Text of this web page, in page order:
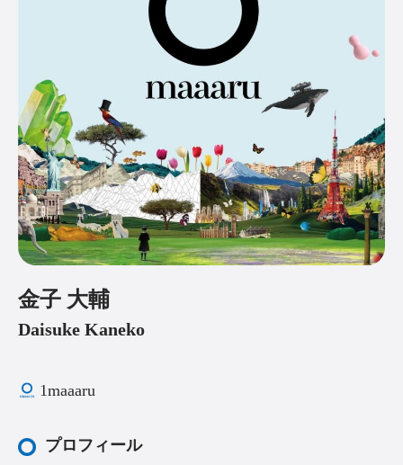
金子 大輔
Daisuke Kaneko
1maaaru
プロフィール